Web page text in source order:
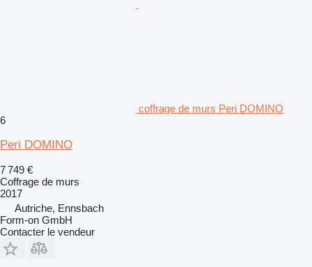
coffrage de murs Peri DOMINO
6
Peri DOMINO
7 749 €
Coffrage de murs
2017
Autriche, Ennsbach
Form-on GmbH
Contacter le vendeur